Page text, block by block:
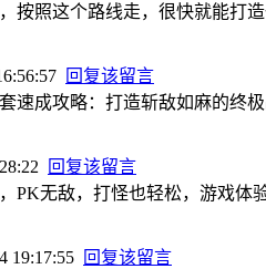
按照这个路线走，很快就能打造
回复该留言
速成攻略：打造斩敌如麻的终
回复该留言
PK无敌，打怪也轻松，游戏体
19:17:55 回复该留言